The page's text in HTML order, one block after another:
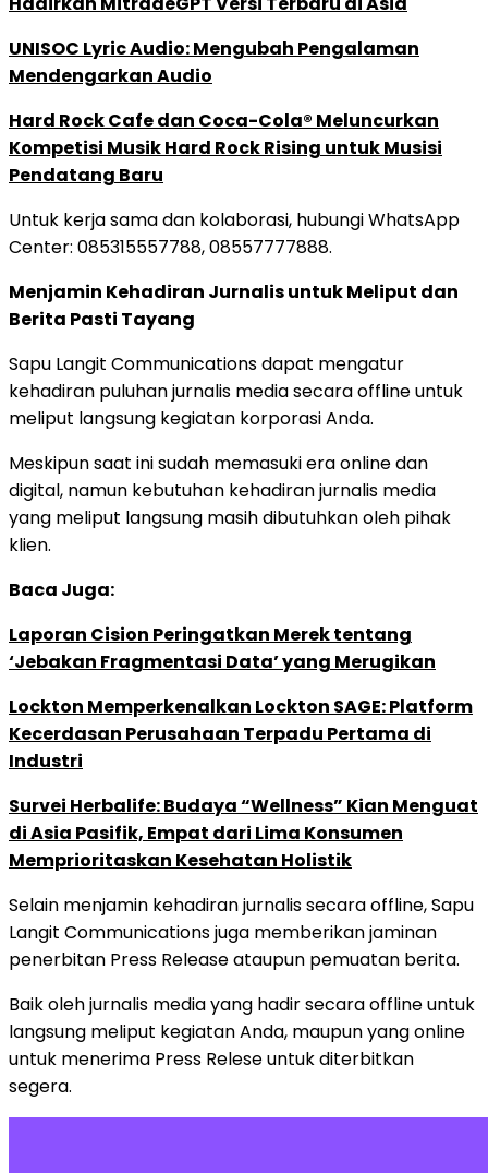
UNISOC Lyric Audio: Mengubah Pengalaman
Mendengarkan Audio
Hard Rock Cafe dan Coca-Cola® Meluncurkan
Kompetisi Musik Hard Rock Rising untuk Musisi
Pendatang Baru
Untuk kerja sama dan kolaborasi, hubungi WhatsApp
Center: 085315557788, 08557777888.
Menjamin Kehadiran Jurnalis untuk Meliput dan
Berita Pasti Tayang
Sapu Langit Communications dapat mengatur
kehadiran puluhan jurnalis media secara offline untuk
meliput langsung kegiatan korporasi Anda.
Meskipun saat ini sudah memasuki era online dan
digital, namun kebutuhan kehadiran jurnalis media
yang meliput langsung masih dibutuhkan oleh pihak
klien.
Baca Juga:
Laporan Cision Peringatkan Merek tentang
‘Jebakan Fragmentasi Data’ yang Merugikan
Lockton Memperkenalkan Lockton SAGE: Platform
Kecerdasan Perusahaan Terpadu Pertama di
Industri
Survei Herbalife: Budaya “Wellness” Kian Menguat
di Asia Pasifik, Empat dari Lima Konsumen
Memprioritaskan Kesehatan Holistik
Selain menjamin kehadiran jurnalis secara offline, Sapu
Langit Communications juga memberikan jaminan
penerbitan Press Release ataupun pemuatan berita.
Baik oleh jurnalis media yang hadir secara offline untuk
langsung meliput kegiatan Anda, maupun yang online
untuk menerima Press Relese untuk diterbitkan
segera.